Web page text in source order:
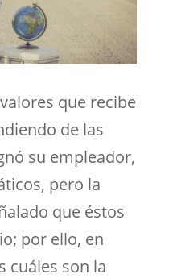
que recibe
de las
su empleador,
pero la
que éstos
por ello, en
cuáles son la